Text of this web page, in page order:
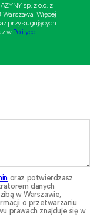
sp. z o.o. z
Więcej
przysługujących
w Polityce
oraz potwierdzasz
danych
w Warszawie,
o przetwarzaniu
prawach znajduje się w